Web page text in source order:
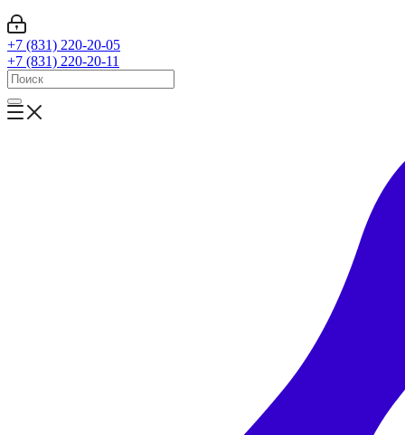
+7 (831) 220-20-05
+7 (831) 220-20-11